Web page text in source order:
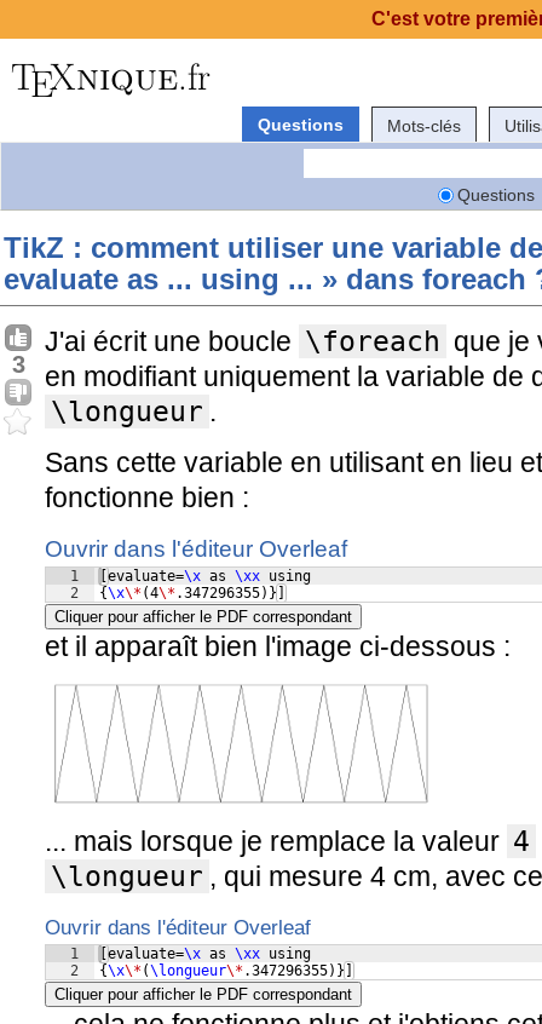
Questions Mots-clés
Questions
TikZ : comment utiliser une variable
evaluate as ... using ... » dans foreach
3
J'ai écrit une boucle \foreach que je
en modifiant uniquement la variable de
\longueur .
Sans cette variable en utilisant en lieu
fonctionne bien :
Ouvrir dans l'éditeur Overleaf
1
2
evaluate=\x as \xx using
{\x\* (4\* .347296355)}]
Cliquer pour afficher le PDF correspondant
et il apparaît bien l'image ci-dessous :
... mais lorsque je remplace la valeur 4
\longueur , qui mesure 4 cm, avec
Ouvrir dans l'éditeur Overleaf
1
2
evaluate=\x as \xx using
{\x\* (\longueur\* .347296355)}]
Cliquer pour afficher le PDF correspondant
C'est votre